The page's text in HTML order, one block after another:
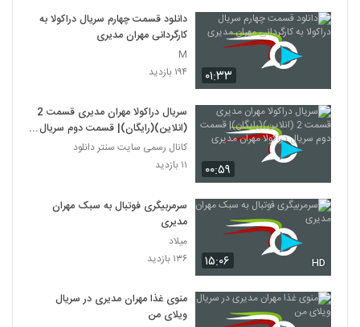
۰۱:۳۳
دانلود قسمت چهارم سریال دراکولا به
کارگردانی مهران مدیری
M
۱۹۴ بازدید
۰۰:۵۹
سریال دراکولا مهران مدیری قسمت 2
(انلاین)(رایگان)| قسمت دوم سریال
دراکولا مهران مدیری
کانال رسمی سایت سنتر دانلود
۱۱ بازدید
۱۵:۰۶ HD
سرمربیگری فوتبال به سبک مهران
مدیری
میلاد
۱۳۶ بازدید
منوی غذا مهران مدیری در سریال
ویلای من